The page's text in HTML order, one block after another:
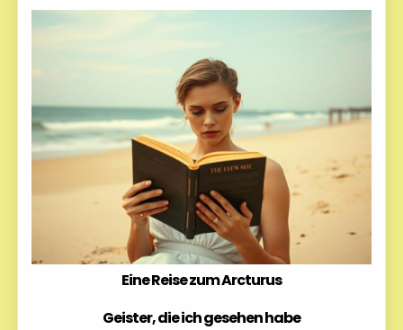
Eine Reise zum Arcturus
Geister, die ich gesehen habe